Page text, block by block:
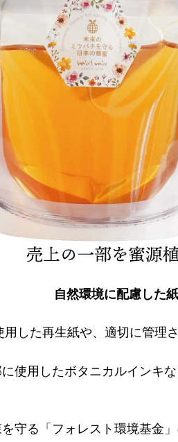
自然環境に配慮した
した再生紙や、適切に管理
使用したボタニカルインキ
守る「フォレスト環境基金